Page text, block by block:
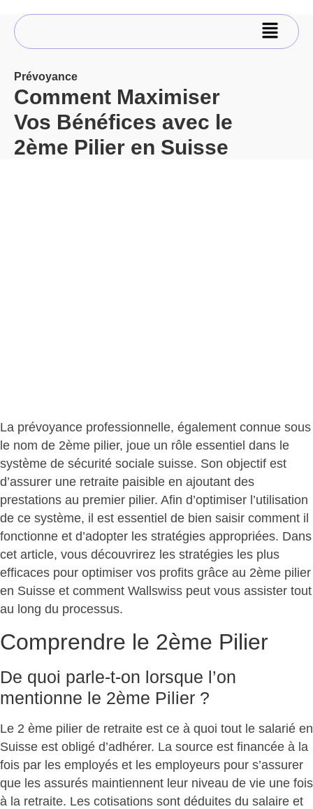
Prévoyance
Comment Maximiser
Vos Bénéfices avec le
2ème Pilier en Suisse
La prévoyance professionnelle, également connue sous
le nom de 2ème pilier, joue un rôle essentiel dans le
système de sécurité sociale suisse. Son objectif est
d’assurer une retraite paisible en ajoutant des
prestations au premier pilier. Afin d’optimiser l’utilisation
de ce système, il est essentiel de bien saisir comment il
fonctionne et d’adopter les stratégies appropriées. Dans
cet article, vous découvrirez les stratégies les plus
efficaces pour optimiser vos profits grâce au 2ème pilier
en Suisse et comment Wallswiss peut vous assister tout
au long du processus.
Comprendre le 2ème Pilier
De quoi parle-t-on lorsque l’on
mentionne le 2ème Pilier ?
Le 2 ème pilier de retraite est ce à quoi tout le salarié en
Suisse est obligé d’adhérer. La source est financée à la
fois par les employés et les employeurs pour s’assurer
que les assurés maintiennent leur niveau de vie une fois
à la retraite. Les cotisations sont déduites du salaire et